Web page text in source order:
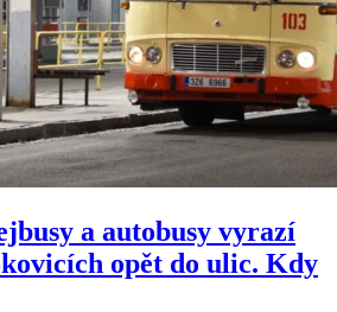
a autobusy vyrazí
opět do ulic. Kdy